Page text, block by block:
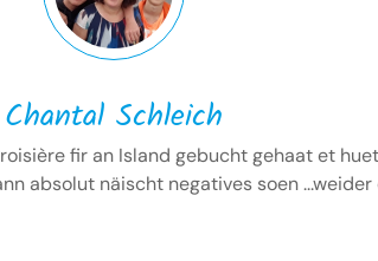
Chantal Schleich
fir an Island gebucht gehaat et
absolut näischt negatives soen ...weider